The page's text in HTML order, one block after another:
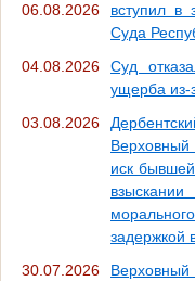
06.08.2026
вступил в
Суда
04.08.2026
Суд
ущерба из-
03.08.2026
Верховный
иск
задержкой
30.07.2026